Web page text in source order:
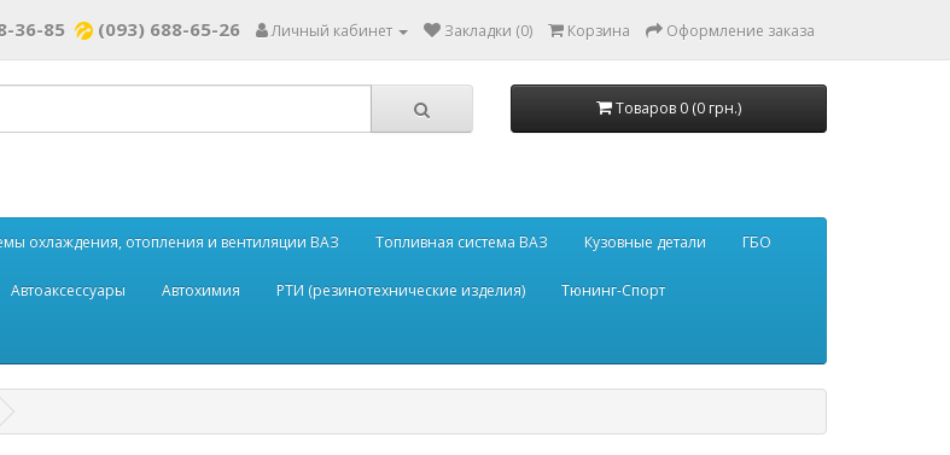
36-85 (093) 688-65-26 Личный кабинет Закладки (0) Корзина Оформление заказа
Товаров 0 (0 грн.)
охлаждения, отопления и вентиляции ВАЗ Топливная система ВАЗ Кузовные детали ГБО
Автоаксессуары Автохимия РТИ (резинотехнические изделия) Тюнинг-Спорт